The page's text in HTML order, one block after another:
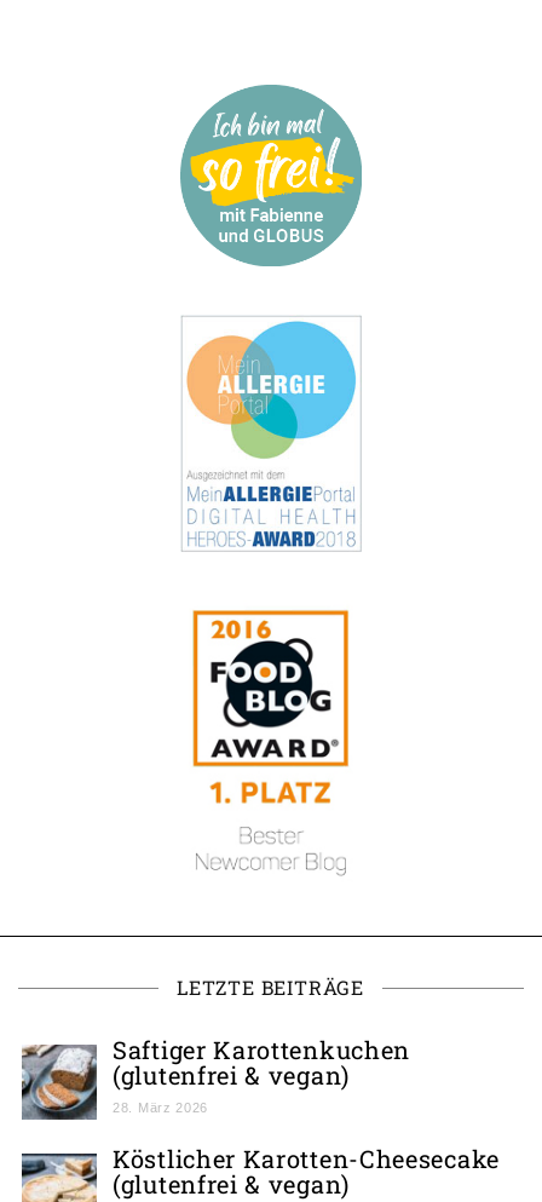
LETZTE BEITRÄGE
Saftiger Karottenkuchen
(glutenfrei & vegan)
28. März 2026
Köstlicher Karotten-Cheesecake
(glutenfrei & vegan)